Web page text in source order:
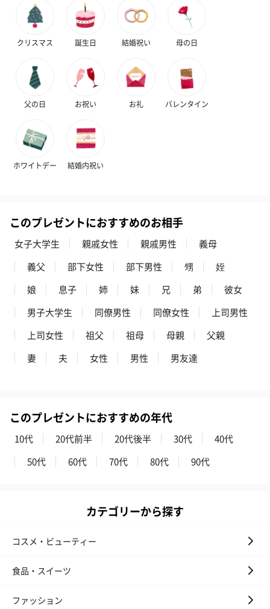
ンク）（1,760円）
ルー）（1,760円）
キャンドル・お香
キャンドル・お香を同梱してお届けいたします。
フラッグカプセル：イ
（END）（880円）
フラッグカプセル：イ
（St.OSMANTHUS）
ショートイン
（880円）
お酒
酒（655円）
おつまみ・その他
す。
クリスマス 誕生日 結婚祝い 母の日
父の日 お祝い お礼 バレンタイン
ホワイトデー 結婚内祝い
このプレゼントにおすすめのお相手
女子大学生 親戚女性 親戚男性
義母
義父
部下女性 部下男性 甥
姪
娘
息子 姉 妹 兄 弟
彼女
男子大学生
同僚男性 同僚女性
上司男性
上司女性
祖父 祖母 母親
父親
妻
夫 女性 男性 男友達
このプレゼントにおすすめの年代
10代 20代前半 20代後半 30代
40代
50代
60代 70代 80代 90代
カテゴリーから探す
コスメ・ビューティー
食品・スイーツ
ファッション